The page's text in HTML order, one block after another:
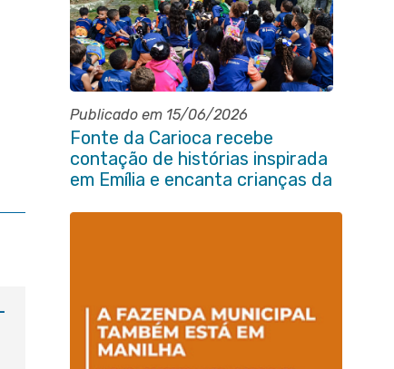
Publicado em 15/06/2026
Fonte da Carioca recebe
contação de histórias inspirada
em Emília e encanta crianças da